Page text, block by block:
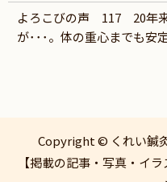
よろこびの声 117 20年
が･･･。体の重心までも安定
Copyright © くれい鍼
【掲載の記事・写真・イ